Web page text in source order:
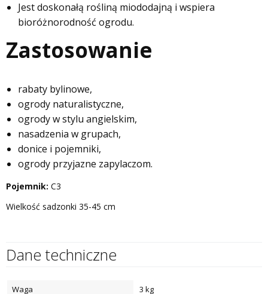
Jest doskonałą rośliną miododajną i wspiera
bioróżnorodność ogrodu.
Zastosowanie
rabaty bylinowe,
ogrody naturalistyczne,
ogrody w stylu angielskim,
nasadzenia w grupach,
donice i pojemniki,
ogrody przyjazne zapylaczom.
Pojemnik: C3
Wielkość sadzonki 35-45 cm
Dane techniczne
Waga 3 kg